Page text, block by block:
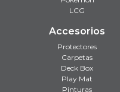
LCG
Accesorios
Protectores
Carpetas
Deck Box
Play Mat
Pinturas